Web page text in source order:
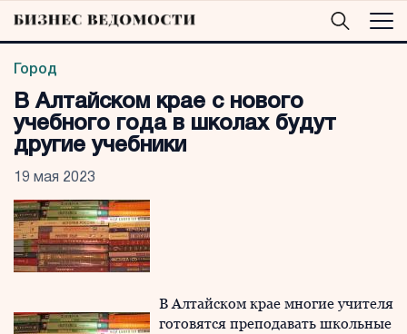
Город
В Алтайском крае с нового
учебного года в школах будут
другие учебники
19 мая 2023
В Алтайском крае многие учителя
готовятся преподавать школьные